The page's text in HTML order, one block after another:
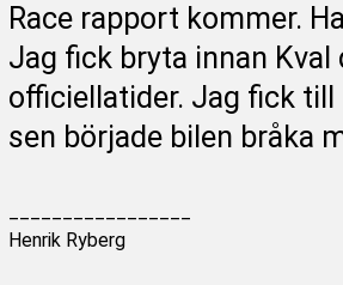
Race rapport kommer.
Jag fick bryta innan Kval
officiellatider. Jag fick
sen började bilen bråka
Henrik Ryberg